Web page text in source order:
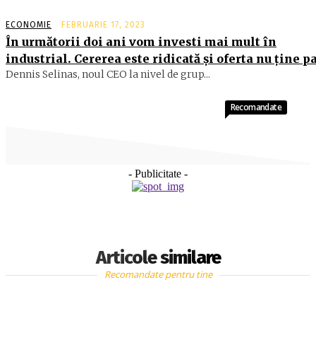
ECONOMIE FEBRUARIE 17, 2023
În următorii doi ani vom investi mai mult în
industrial. Cererea este ridicată şi oferta nu ţine
Dennis Selinas, noul CEO la nivel de grup...
- Publicitate -
Articole similare
Recomandate
Recomandate pentru tine